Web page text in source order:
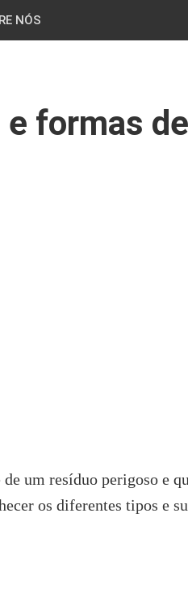
NÓS
formas
um resíduo perigoso e
os diferentes tipos e